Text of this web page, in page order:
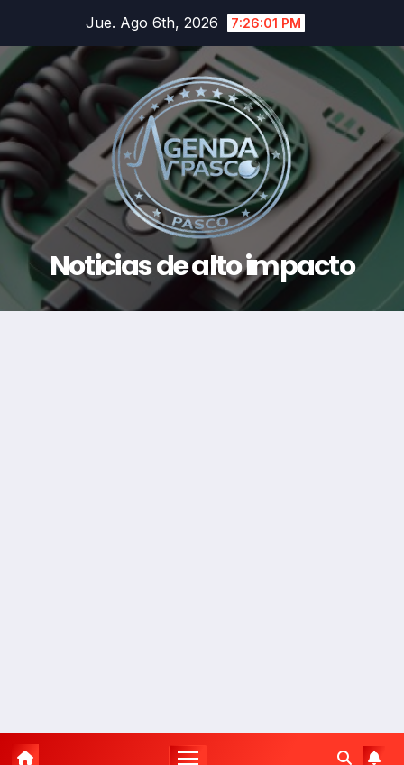
contenido
Jue. Ago 6th, 2026 7:26:02 PM
Noticias de alto impacto